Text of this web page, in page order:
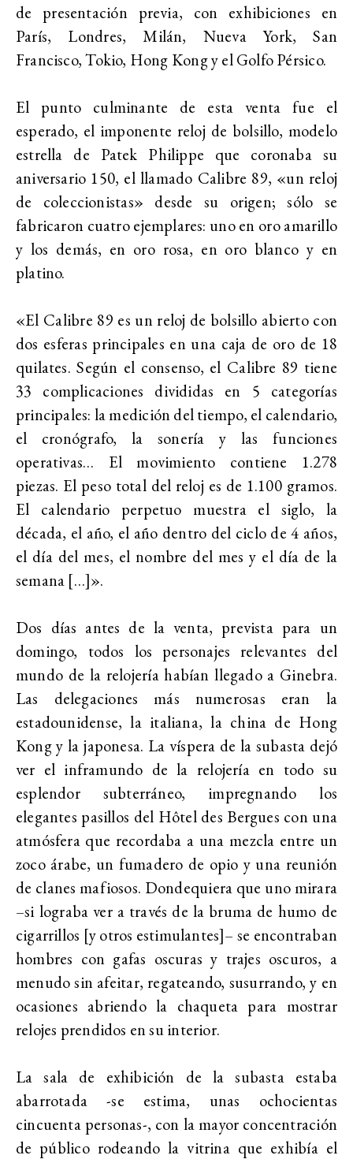
de presentación previa, con exhibiciones en
París, Londres, Milán, Nueva York, San
Francisco, Tokio, Hong Kong y el Golfo Pérsico.
El punto culminante de esta venta fue el
esperado, el imponente reloj de bolsillo, modelo
estrella de Patek Philippe que coronaba su
aniversario 150, el llamado Calibre 89, «un reloj
de coleccionistas» desde su origen; sólo se
fabricaron cuatro ejemplares: uno en oro amarillo
y los demás, en oro rosa, en oro blanco y en
platino.
«El Calibre 89 es un reloj de bolsillo abierto con
dos esferas principales en una caja de oro de 18
quilates. Según el consenso, el Calibre 89 tiene
33 complicaciones divididas en 5 categorías
principales: la medición del tiempo, el calendario,
el cronógrafo, la sonería y las funciones
operativas… El movimiento contiene 1.278
piezas. El peso total del reloj es de 1.100 gramos.
El calendario perpetuo muestra el siglo, la
década, el año, el año dentro del ciclo de 4 años,
el día del mes, el nombre del mes y el día de la
semana […]».
Dos días antes de la venta, prevista para un
domingo, todos los personajes relevantes del
mundo de la relojería habían llegado a Ginebra.
Las delegaciones más numerosas eran la
estadounidense, la italiana, la china de Hong
Kong y la japonesa. La víspera de la subasta dejó
ver el inframundo de la relojería en todo su
esplendor subterráneo, impregnando los
elegantes pasillos del Hôtel des Bergues con una
atmósfera que recordaba a una mezcla entre un
zoco árabe, un fumadero de opio y una reunión
de clanes mafiosos. Dondequiera que uno mirara
–si lograba ver a través de la bruma de humo de
cigarrillos [y otros estimulantes]– se encontraban
hombres con gafas oscuras y trajes oscuros, a
menudo sin afeitar, regateando, susurrando, y en
ocasiones abriendo la chaqueta para mostrar
relojes prendidos en su interior.
La sala de exhibición de la subasta estaba
abarrotada -se estima, unas ochocientas
cincuenta personas-, con la mayor concentración
de público rodeando la vitrina que exhibía el